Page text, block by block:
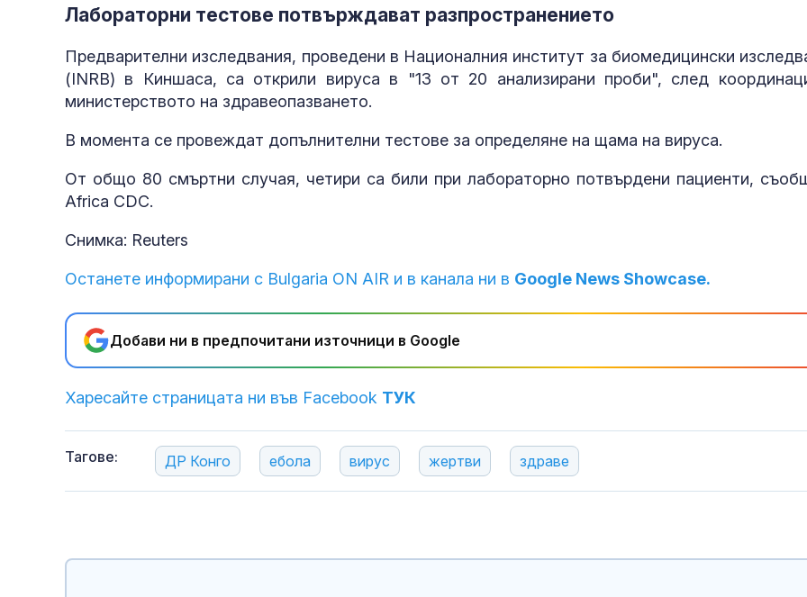
Лабораторни тестове потвърждават разпространението
Предварителни изследвания, проведени в Националния институт за биомедицински
(INRB) в Киншаса, са открили вируса в "13 от 20 анализирани проби", след
министерството на здравеопазването.
В момента се провеждат допълнителни тестове за определяне на щама на вируса.
От общо 80 смъртни случая, четири са били при лабораторно потвърдени пациенти,
Africa CDC.
Снимка: Reuters
Останете информирани с Bulgaria ON AIR и в канала ни в Google News Showcase.
Добави ни в предпочитани източници в Google
Харесайте страницата ни във Facebook ТУК
Тагове: ДР Конго ебола вирус жертви здраве